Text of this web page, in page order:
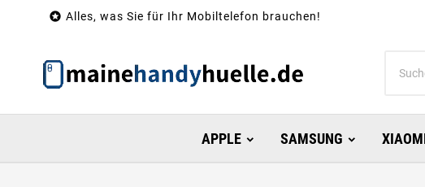
 Alles, was Sie für Ihr Mobiltelefon brauchen!
APPLE SAMSUNG